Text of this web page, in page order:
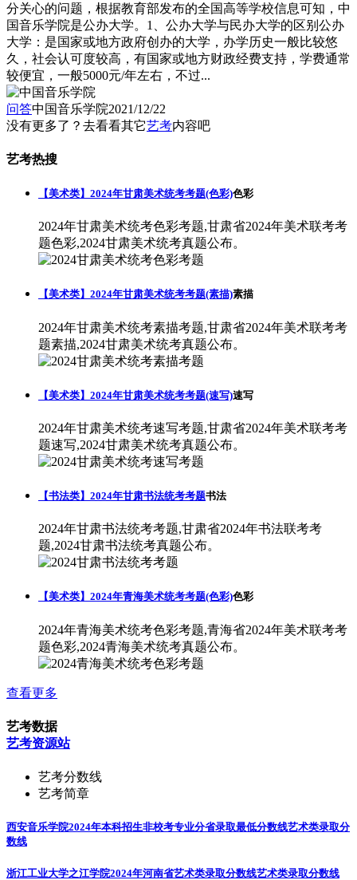
分关心的问题，根据教育部发布的全国高等学校信息可知，中
国音乐学院是公办大学。1、公办大学与民办大学的区别公办
大学：是国家或地方政府创办的大学，办学历史一般比较悠
久，社会认可度较高，有国家或地方财政经费支持，学费通常
较便宜，一般5000元/年左右，不过...
问答中国音乐学院2021/12/22
没有更多了？去看看其它艺考内容吧
艺考热搜
【美术类】2024年甘肃美术统考考题(色彩)色彩
2024年甘肃美术统考色彩考题,甘肃省2024年美术联考考
题色彩,2024甘肃美术统考真题公布。
【美术类】2024年甘肃美术统考考题(素描)素描
2024年甘肃美术统考素描考题,甘肃省2024年美术联考考
题素描,2024甘肃美术统考真题公布。
【美术类】2024年甘肃美术统考考题(速写)速写
2024年甘肃美术统考速写考题,甘肃省2024年美术联考考
题速写,2024甘肃美术统考真题公布。
【书法类】2024年甘肃书法统考考题书法
2024年甘肃书法统考考题,甘肃省2024年书法联考考
题,2024甘肃书法统考真题公布。
【美术类】2024年青海美术统考考题(色彩)色彩
2024年青海美术统考色彩考题,青海省2024年美术联考考
题色彩,2024青海美术统考真题公布。
查看更多
艺考数据
艺考资源站
艺考分数线
艺考简章
西安音乐学院2024年本科招生非校考专业分省录取最低分数线艺术类录取分
数线
浙江工业大学之江学院2024年河南省艺术类录取分数线艺术类录取分数线